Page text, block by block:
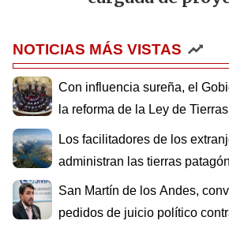
NOTICIAS MÁS VISTAS
Con influencia sureña, el
la reforma de la Ley de Tierras
Los facilitadores de los
administran las tierras
San Martín de los Andes,
pedidos de juicio político